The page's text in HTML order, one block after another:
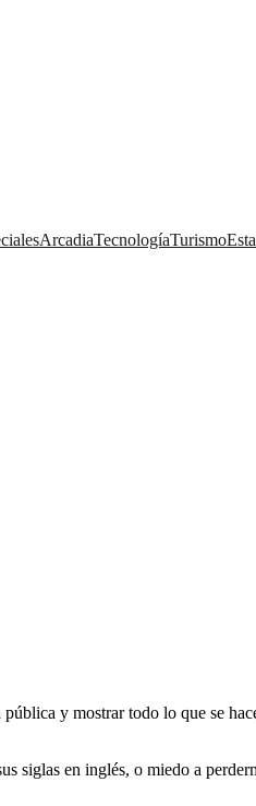
ArcadiaTecnologíaTurismo
y mostrar todo lo que se
siglas en inglés, o miedo a